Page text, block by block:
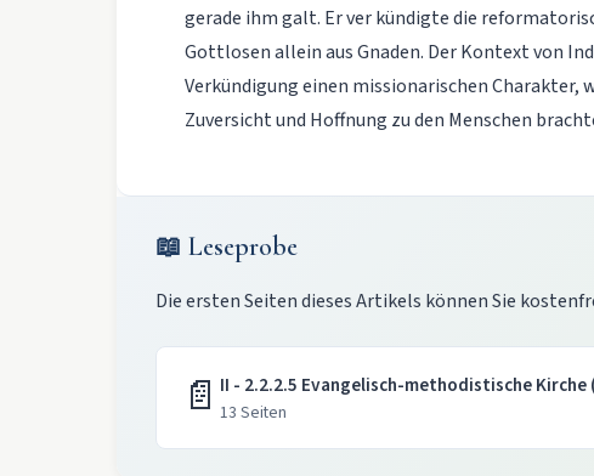
gerade ihm galt. Er ver­ kündigte die
Gottlosen allein aus Gnaden. Der Kontext von
Verkündigung einen missionarischen Charakter,
Zuversicht und Hoffnung zu den Menschen
📖 Leseprobe
Die ersten Seiten dieses Artikels können Sie
📄 II - 2.2.2.5 Evangelisch-methodistische Kirche
13 Seiten